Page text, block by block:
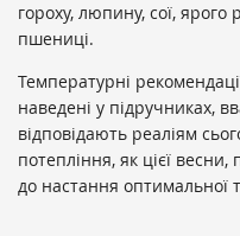
гороху, люпину, сої, ярого
пшениці.
Температурні
наведені у підручниках,
відповідають реаліям
потепління, як цієї
до настання оптимальної